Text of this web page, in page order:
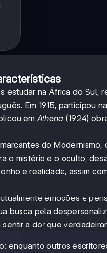
estudar na África do Sul,
Em 1915, participou
em Athena (1924)
do Modernismo,
o mistério e o oculto,
e realidade, assim
emoções e
busca pela
a dor que
enquanto outros